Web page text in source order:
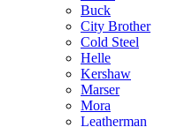
Buck
City Brother
Cold Steel
Helle
Kershaw
Marser
Mora
Leatherman